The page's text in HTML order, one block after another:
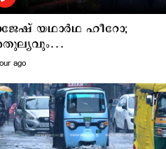
യഥാർഥ ഹീറോ;
ത്യാഗം:
ago